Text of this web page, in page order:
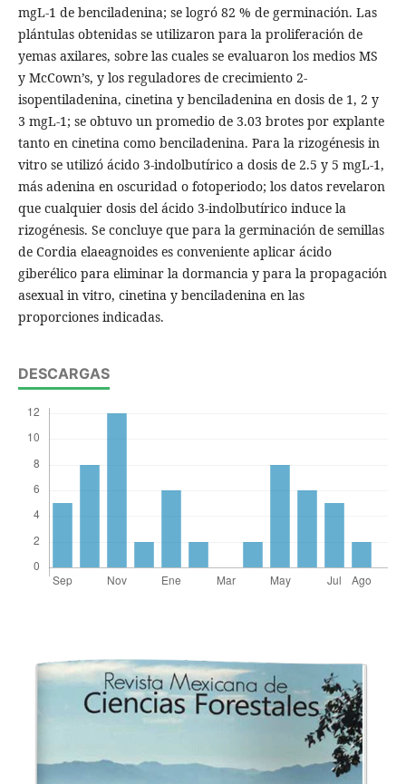
mgL-1 de benciladenina; se logró 82 % de germinación. Las
plántulas obtenidas se utilizaron para la proliferación de
yemas axilares, sobre las cuales se evaluaron los medios MS
y McCown’s, y los reguladores de crecimiento 2-
isopentiladenina, cinetina y benciladenina en dosis de 1, 2 y
3 mgL-1; se obtuvo un promedio de 3.03 brotes por explante
tanto en cinetina como benciladenina. Para la rizogénesis in
vitro se utilizó ácido 3-indolbutírico a dosis de 2.5 y 5 mgL-1,
más adenina en oscuridad o fotoperiodo; los datos revelaron
que cualquier dosis del ácido 3-indolbutírico induce la
rizogénesis. Se concluye que para la germinación de semillas
de Cordia elaeagnoides es conveniente aplicar ácido
giberélico para eliminar la dormancia y para la propagación
asexual in vitro, cinetina y benciladenina en las
proporciones indicadas.
DESCARGAS